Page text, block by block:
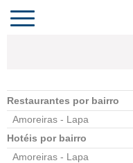
Toggle
navigation
Restaurantes por bairro
Amoreiras - Lapa
Hotéis por bairro
Amoreiras - Lapa